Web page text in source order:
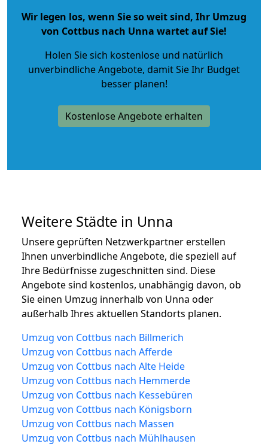
Wir legen los, wenn Sie so weit sind, Ihr Umzug
von Cottbus nach Unna wartet auf Sie!
Holen Sie sich kostenlose und natürlich
unverbindliche Angebote, damit Sie Ihr Budget
besser planen!
Kostenlose Angebote erhalten
Weitere Städte in Unna
Unsere geprüften Netzwerkpartner erstellen
Ihnen unverbindliche Angebote, die speziell auf
Ihre Bedürfnisse zugeschnitten sind. Diese
Angebote sind kostenlos, unabhängig davon, ob
Sie einen Umzug innerhalb von Unna oder
außerhalb Ihres aktuellen Standorts planen.
Umzug von Cottbus nach Billmerich
Umzug von Cottbus nach Afferde
Umzug von Cottbus nach Alte Heide
Umzug von Cottbus nach Hemmerde
Umzug von Cottbus nach Kessebüren
Umzug von Cottbus nach Königsborn
Umzug von Cottbus nach Massen
Umzug von Cottbus nach Mühlhausen